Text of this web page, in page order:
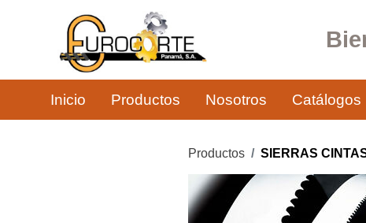
Inicio Productos Nosotros Catálogos
Productos SIERRAS